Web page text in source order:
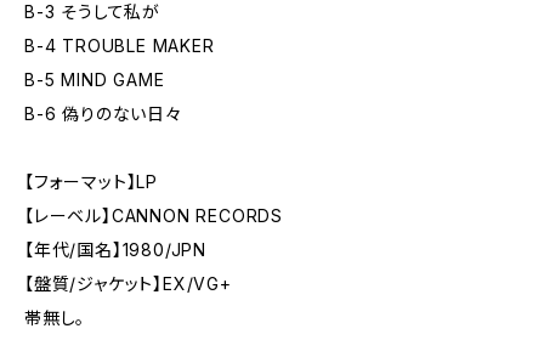
B-3 そうして私が
B-4 TROUBLE MAKER
B-5 MIND GAME
B-6 偽りのない日々
【フォーマット】LP
【レーベル】CANNON RECORDS
【年代/国名】1980/JPN
【盤質/ジャケット】EX/VG+
帯無し。